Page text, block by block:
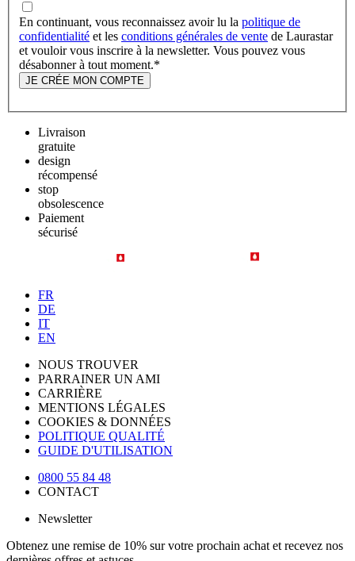
En continuant, vous reconnaissez avoir lu la politique de
confidentialité et les conditions générales de vente de Laurastar
et vouloir vous inscrire à la newsletter. Vous pouvez vous
désabonner à tout moment.*
JE CRÉE MON COMPTE
Livraison
gratuite
design
récompensé
stop
obsolescence
Paiement
sécurisé
FR
DE
IT
EN
NOUS TROUVER
PARRAINER UN AMI
CARRIÈRE
MENTIONS LÉGALES
COOKIES & DONNÉES
POLITIQUE QUALITÉ
GUIDE D'UTILISATION
0800 55 84 48
CONTACT
Newsletter
Obtenez une remise de 10% sur votre prochain achat et recevez nos